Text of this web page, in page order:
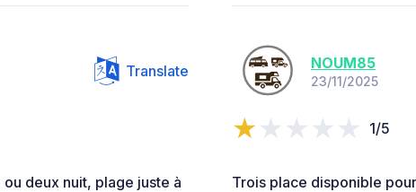
Translate
deux nuit, plage juste à
NOUM85
23/11/2025
1/5
Trois place disponible